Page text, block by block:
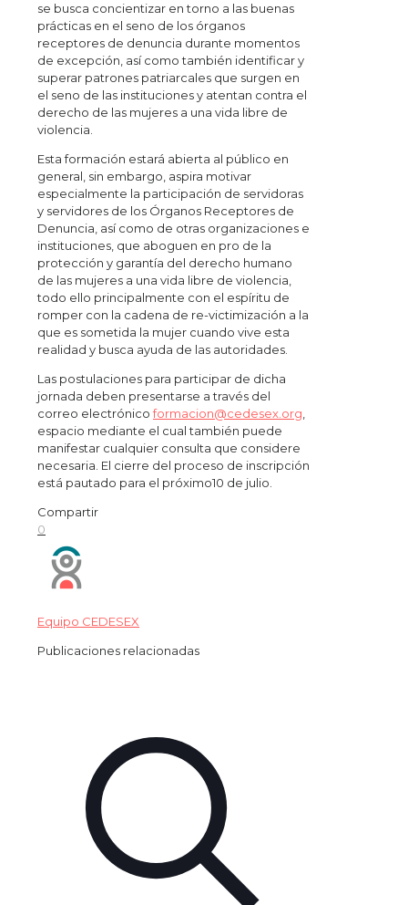
se busca concientizar en torno a las buenas
prácticas en el seno de los órganos
receptores de denuncia durante momentos
de excepción, así como también identificar y
superar patrones patriarcales que surgen en
el seno de las instituciones y atentan contra el
derecho de las mujeres a una vida libre de
violencia.
Esta formación estará abierta al público en
general, sin embargo, aspira motivar
especialmente la participación de servidoras
y servidores de los Órganos Receptores de
Denuncia, así como de otras organizaciones e
instituciones, que aboguen en pro de la
protección y garantía del derecho humano
de las mujeres a una vida libre de violencia,
todo ello principalmente con el espíritu de
romper con la cadena de re-victimización a la
que es sometida la mujer cuando vive esta
realidad y busca ayuda de las autoridades.
Las postulaciones para participar de dicha
jornada deben presentarse a través del
correo electrónicoformacion@cedesex.org
espacio mediante el cual también puede
manifestar cualquier consulta que considere
necesaria. El cierre del proceso de inscripción
está pautado para el próximo10 de julio.
Compartir
0
Equipo CEDESEX
Publicaciones relacionadas